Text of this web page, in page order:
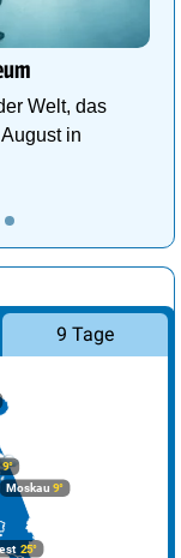
Welt, das
in
9 Tage
25°
Moskau 9°